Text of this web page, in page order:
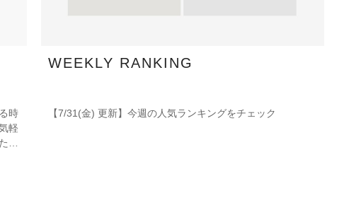
時
軽
！
WEEKLY RANKING
【7/31(金) 更新】今週の人気ランキングをチェック